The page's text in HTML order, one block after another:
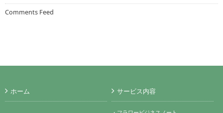
Comments Feed
ホーム サービス内容